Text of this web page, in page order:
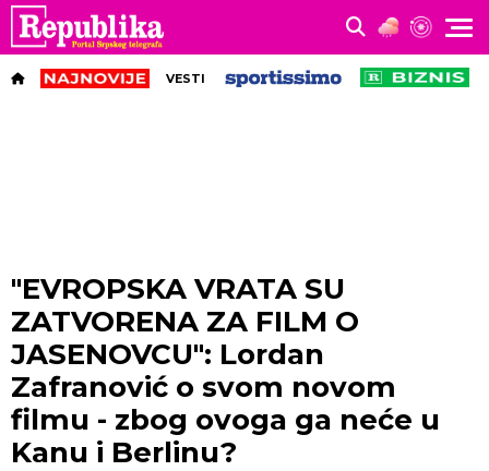
VESTI
"EVROPSKA VRATA SU
ZATVORENA ZA FILM O
JASENOVCU": Lordan
Zafranović o svom novom
filmu - zbog ovoga ga neće u
Kanu i Berlinu?